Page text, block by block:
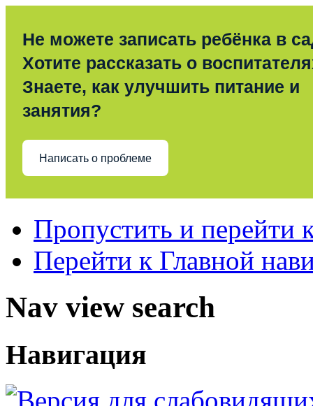
Не можете записать ребёнка в
Хотите рассказать о
Знаете, как улучшить питание и
занятия?
Написать о проблеме
Пропустить и перейти
Перейти к Главной
Nav view search
Навигация